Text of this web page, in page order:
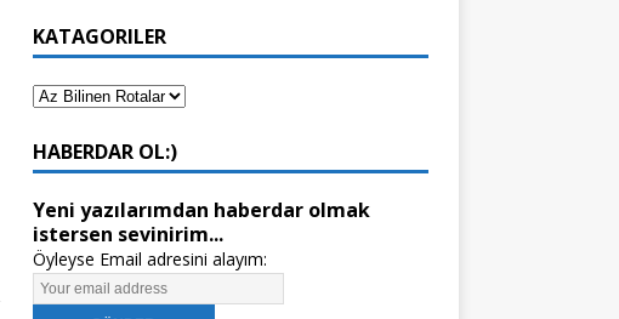
KATAGORILER
HABERDAR OL:)
Yeni yazılarımdan haberdar olmak
istersen sevinirim...
Öyleyse Email adresini alayım: